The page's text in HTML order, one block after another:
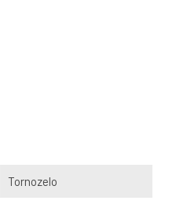
Tornozelo